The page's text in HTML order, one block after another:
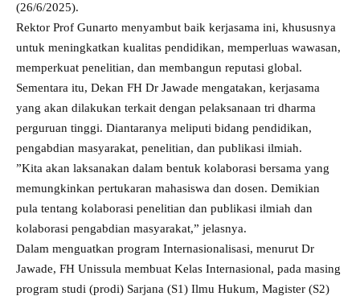
(26/6/2025).
Rektor Prof Gunarto menyambut baik kerjasama ini, khususnya
untuk meningkatkan kualitas pendidikan, memperluas wawasan,
memperkuat penelitian, dan membangun reputasi global.
Sementara itu, Dekan FH Dr Jawade mengatakan, kerjasama
yang akan dilakukan terkait dengan pelaksanaan tri dharma
perguruan tinggi. Diantaranya meliputi bidang pendidikan,
pengabdian masyarakat, penelitian, dan publikasi ilmiah.
”Kita akan laksanakan dalam bentuk kolaborasi bersama yang
memungkinkan pertukaran mahasiswa dan dosen. Demikian
pula tentang kolaborasi penelitian dan publikasi ilmiah dan
kolaborasi pengabdian masyarakat,” jelasnya.
Dalam menguatkan program Internasionalisasi, menurut Dr
Jawade, FH Unissula membuat Kelas Internasional, pada masing
program studi (prodi) Sarjana (S1) Ilmu Hukum, Magister (S2)